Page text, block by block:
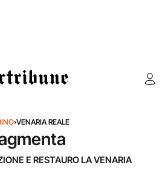
›VENARIA REALE
E RESTAURO LA VENARIA